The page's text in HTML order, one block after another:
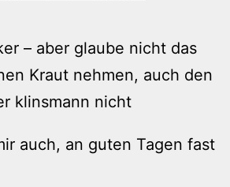
– aber glaube nicht das
Kraut nehmen, auch den
klinsmann nicht
auch, an guten Tagen fast